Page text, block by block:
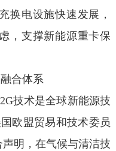
换电设施快速发展，
，支撑新能源重卡保
合体系
技术是全球新能源技
欧盟贸易和技术委员
明，在气候与清洁技